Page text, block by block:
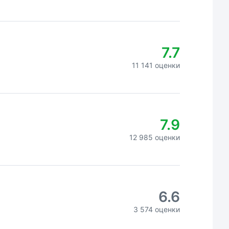
7.7
11 141 оценки
7.9
12 985 оценки
6.6
3 574 оценки